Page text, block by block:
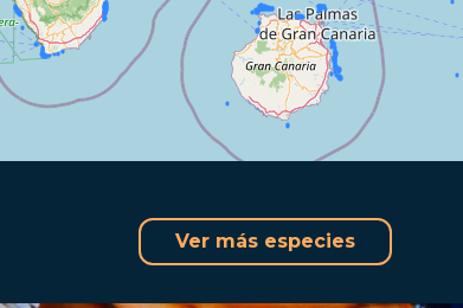
Ver más especies